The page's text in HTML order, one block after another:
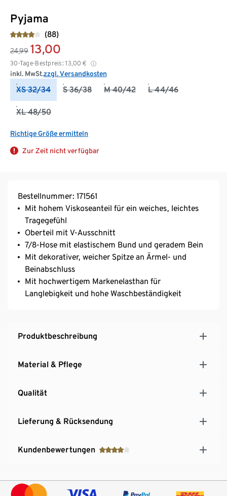
Pyjama
(88)
24,99 13,00
30-Tage-Bestpreis: 13,00 €
inkl. MwSt.zzgl. Versandkosten
XS 32/34 S 36/38 M 40/42 L 44/46
XL 48/50
Richtige Größe ermitteln
Zur Zeit nicht verfügbar
Bestellnummer: 171561
Mit hohem Viskoseanteil für ein weiches, leichtes
Tragegefühl
Oberteil mit V-Ausschnitt
7/8-Hose mit elastischem Bund und geradem Bein
Mit dekorativer, weicher Spitze an Ärmel- und
Beinabschluss
Mit hochwertigem Markenelasthan für
Langlebigkeit und hohe Waschbeständigkeit
Produktbeschreibung
Material & Pflege
Qualität
Lieferung & Rücksendung
Kundenbewertungen